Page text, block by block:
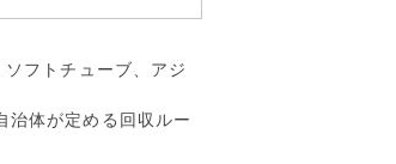
フトチューブ、アジ
治体が定める回収ルー